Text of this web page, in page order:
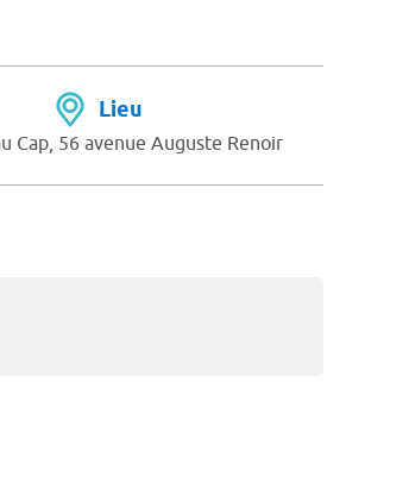
Lieu
Cap, 56 avenue Auguste Renoir